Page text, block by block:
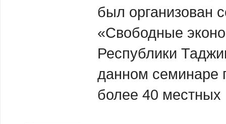
был организован
«Свободные
Республики
данном семинаре
более 40 местных